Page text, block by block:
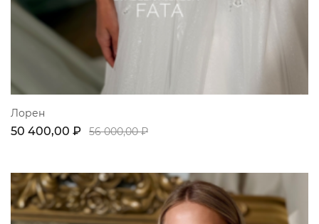
Лорен
50 400,00 ₽ 56 000,00 ₽